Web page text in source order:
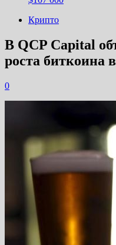
Крипто
В QCP Capital
роста биткоина
0